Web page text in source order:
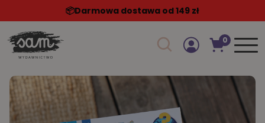
📦️Darmowa dostawa od 149 zł
0